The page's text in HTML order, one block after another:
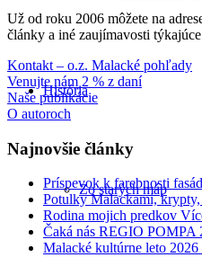
História
Zo starých máp
Už od roku 2006 môžete na
články a iné zaujímavosti
Kontakt – o.z. Malacké pohľady
Venujte nám 2 % z daní
Naše publikácie
O autoroch
Najnovšie články
Príspevok k farebnosti
Potulky Malackami, krypty,
Rodina mojich predkov
Čaká nás REGIO POMPA
Malacké kultúrne leto 2026